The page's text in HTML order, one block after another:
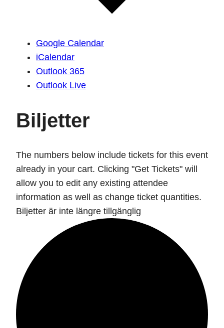
Google Calendar
iCalendar
Outlook 365
Outlook Live
Biljetter
The numbers below include tickets for this event
already in your cart. Clicking "Get Tickets" will
allow you to edit any existing attendee
information as well as change ticket quantities.
Biljetter är inte längre tillgänglig